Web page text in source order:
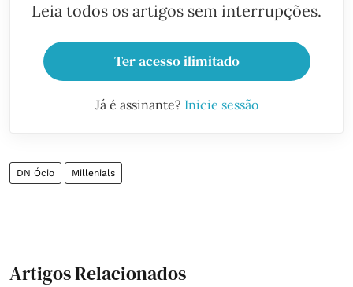
Leia todos os artigos sem interrupções.
Ter acesso ilimitado
Já é assinante? Inicie sessão
DN Ócio Millenials
Artigos Relacionados